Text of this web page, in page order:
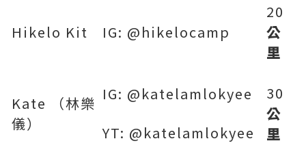
Hikelo Kit IG: @hikelocamp
20
公
里
Kate （林樂
儀）
IG: @katelamlokyee
YT: @katelamlokyee
30
公
里